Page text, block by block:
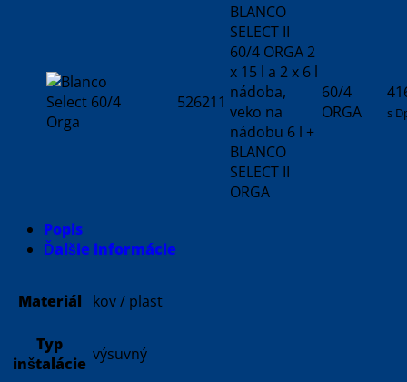
526211
BLANCO
SELECT II
60/4 ORGA 2
x 15 l a 2 x 6 l
nádoba,
veko na
nádobu 6 l +
BLANCO
SELECT II
ORGA
60/4
ORGA
s
Popis
Ďalšie informácie
Materiál kov / plast
Typ
inštalácie výsuvný